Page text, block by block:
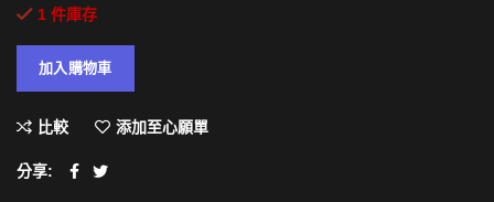
1 件庫存
加入購物車
比較 添加至心願單
分享